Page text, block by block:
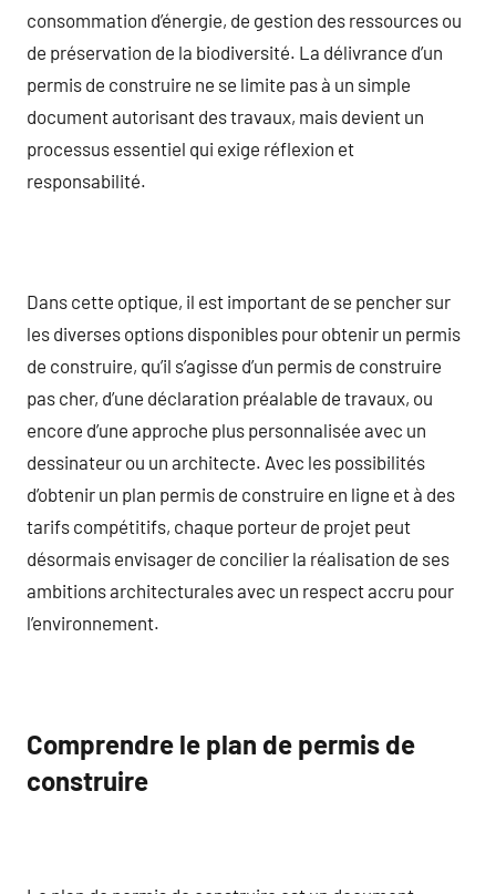
consommation d’énergie, de gestion des ressources ou
de préservation de la biodiversité. La délivrance d’un
permis de construire ne se limite pas à un simple
document autorisant des travaux, mais devient un
processus essentiel qui exige réflexion et
responsabilité.
Dans cette optique, il est important de se pencher sur
les diverses options disponibles pour obtenir un permis
de construire, qu’il s’agisse d’un permis de construire
pas cher, d’une déclaration préalable de travaux, ou
encore d’une approche plus personnalisée avec un
dessinateur ou un architecte. Avec les possibilités
d’obtenir un plan permis de construire en ligne et à des
tarifs compétitifs, chaque porteur de projet peut
désormais envisager de concilier la réalisation de ses
ambitions architecturales avec un respect accru pour
l’environnement.
Comprendre le plan de permis de
construire